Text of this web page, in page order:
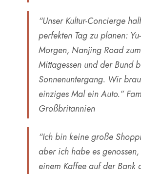
“Unser Kultur-Concierge
perfekten Tag zu planen:
Morgen, Nanjing Road zum
Mittagessen und der Bund
Sonnenuntergang. Wir
einziges Mal ein Auto.”
Großbritannien
“Ich bin keine große
aber ich habe es
einem Kaffee auf der Bank